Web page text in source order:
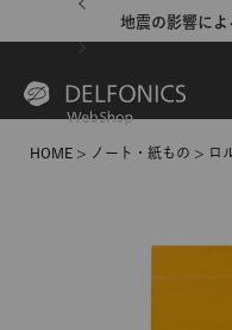
地震の影響に
HOME ノート・紙もの ロ